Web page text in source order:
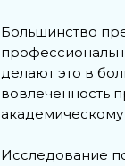
Большинство
делают это в
вовлеченность
Исследование